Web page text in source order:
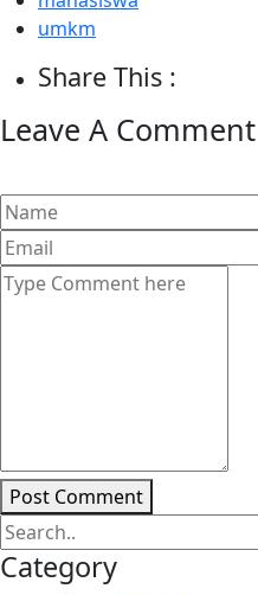
umkm
Share This :
Leave A Comment
Post Comment
Category